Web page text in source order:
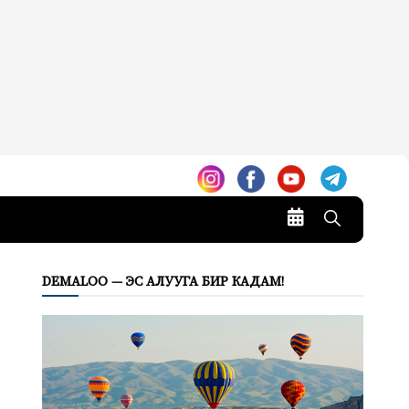
DEMALOO — ЭС АЛУУГА БИР КАДАМ!